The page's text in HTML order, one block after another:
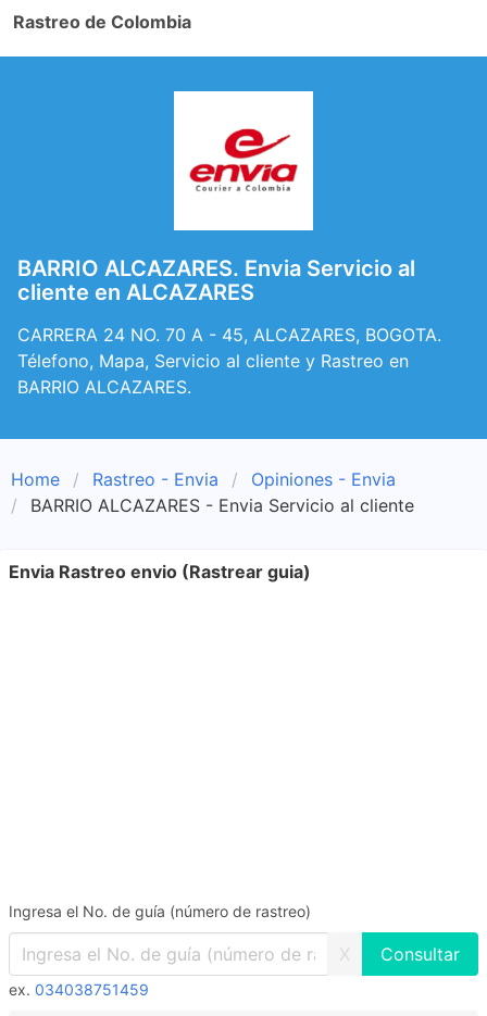
Rastreo de Colombia
BARRIO ALCAZARES. Envia Servicio al
cliente en ALCAZARES
CARRERA 24 NO. 70 A - 45, ALCAZARES, BOGOTA.
Télefono, Mapa, Servicio al cliente y Rastreo en
BARRIO ALCAZARES.
Home Rastreo - Envia
Opiniones - Envia
BARRIO ALCAZARES - Envia Servicio al cliente
Envia Rastreo envio (Rastrear guia)
Ingresa el No. de guía (número de rastreo)
X
ex. 034038751459